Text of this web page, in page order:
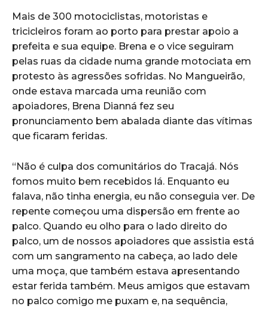
Mais de 300 motociclistas, motoristas e
tricicleiros foram ao porto para prestar apoio a
prefeita e sua equipe. Brena e o vice seguiram
pelas ruas da cidade numa grande motociata em
protesto às agressões sofridas. No Mangueirão,
onde estava marcada uma reunião com
apoiadores, Brena Dianná fez seu
pronunciamento bem abalada diante das vítimas
que ficaram feridas.
“Não é culpa dos comunitários do Tracajá. Nós
fomos muito bem recebidos lá. Enquanto eu
falava, não tinha energia, eu não conseguia ver. De
repente começou uma dispersão em frente ao
palco. Quando eu olho para o lado direito do
palco, um de nossos apoiadores que assistia está
com um sangramento na cabeça, ao lado dele
uma moça, que também estava apresentando
estar ferida também. Meus amigos que estavam
no palco comigo me puxam e, na sequência,